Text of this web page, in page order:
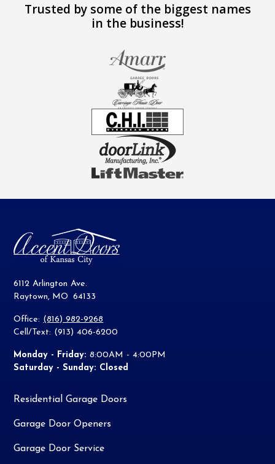
Trusted by some of the biggest names
in the business!
6112 Arlington Ave.
Raytown, MO 64133
Office: (816) 982-9268
Cell/Text: (913) 406-6200
Monday - Friday: 8:00AM - 4:00PM
Saturday - Sunday: Closed
Residential Garage Doors
Garage Door Openers
Garage Door Service